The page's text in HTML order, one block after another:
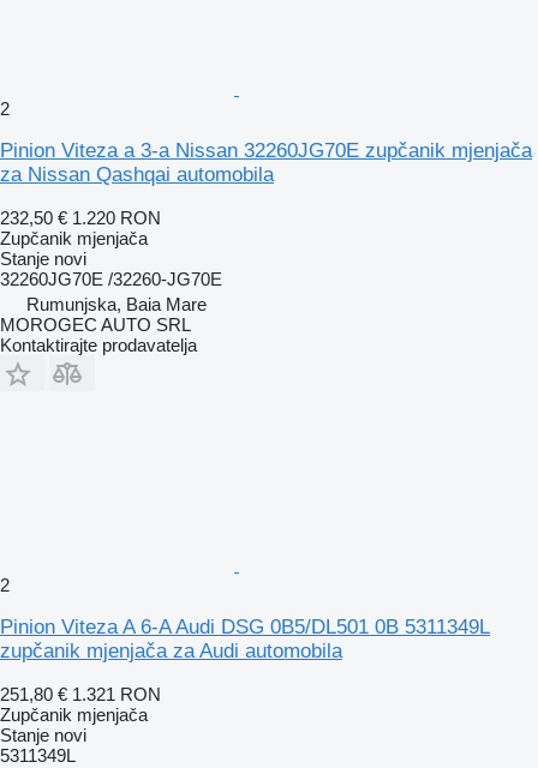
2
Pinion Viteza a 3-a Nissan 32260JG70E zupčanik mjenjača
za Nissan Qashqai automobila
232,50 € 1.220 RON
Zupčanik mjenjača
Stanje novi
32260JG70E /32260-JG70E
Rumunjska, Baia Mare
MOROGEC AUTO SRL
Kontaktirajte prodavatelja
2
Pinion Viteza A 6-A Audi DSG 0B5/DL501 0B 5311349L
zupčanik mjenjača za Audi automobila
251,80 € 1.321 RON
Zupčanik mjenjača
Stanje novi
5311349L